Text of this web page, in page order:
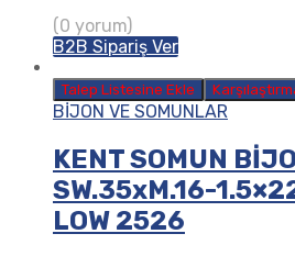
(0 yorum)
B2B Sipariş Ver
Talep Listesine Ekle
BİJON VE SOMUNLAR
KENT SOMUN
SW.35xM.16-
LOW 2526